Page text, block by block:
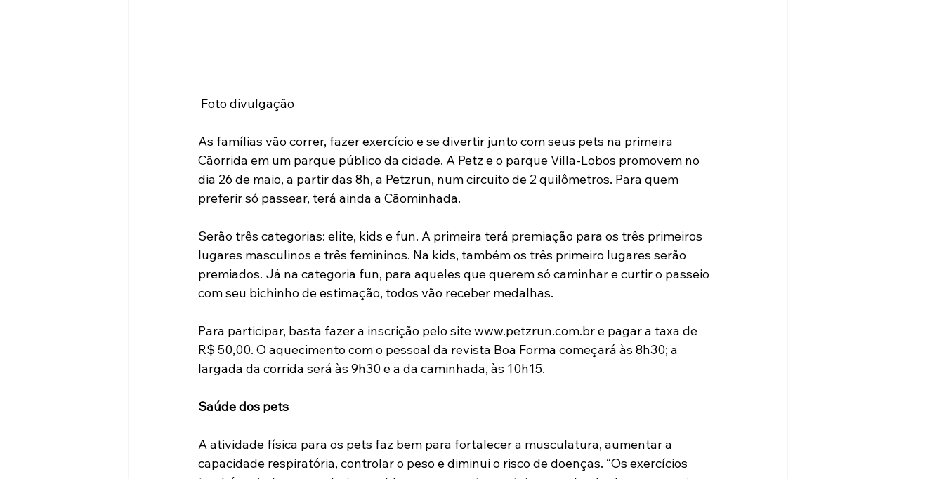
Foto divulgação
As famílias vão correr, fazer exercício e se divertir junto com seus pets na primeira
Cãorrida em um parque público da cidade. A Petz e o parque Villa-Lobos promovem no
dia 26 de maio, a partir das 8h, a Petzrun, num circuito de 2 quilômetros. Para quem
preferir só passear, terá ainda a Cãominhada.
Serão três categorias: elite, kids e fun. A primeira terá premiação para os três primeiros
lugares masculinos e três femininos. Na kids, também os três primeiro lugares serão
premiados. Já na categoria fun, para aqueles que querem só caminhar e curtir o passeio
com seu bichinho de estimação, todos vão receber medalhas.
Para participar, basta fazer a inscrição pelo site www.petzrun.com.br e pagar a taxa de
R$ 50,00. O aquecimento com o pessoal da revista Boa Forma começará às 8h30; a
largada da corrida será às 9h30 e a da caminhada, às 10h15.
Saúde dos pets
A atividade física para os pets faz bem para fortalecer a musculatura, aumentar a
capacidade respiratória, controlar o peso e diminui o risco de doenças. “Os exercícios